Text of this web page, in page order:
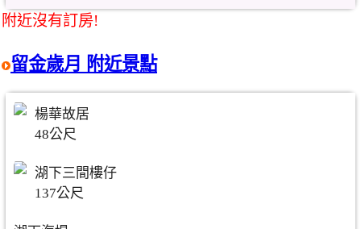
附近沒有訂房!
留金歲月 附近景點
楊華故居
48公尺
湖下三間樓仔
137公尺